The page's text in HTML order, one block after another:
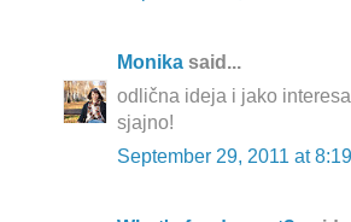
Monika said...
odlična ideja i jako
sjajno!
September 29, 2011 at